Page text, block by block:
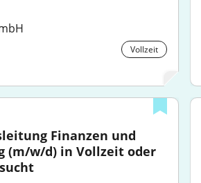
Vollzeit
Finanzen und
(m/w/d) in Vollzeit oder